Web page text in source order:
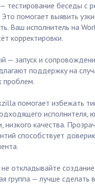
тестирование беседы с
помогает выявить
Ваш исполнитель на
корректировки.
— запуск и
поддержку на
проблем.
помогает избежать
исполнителя,
качества.
способствует
откладывайте
группа — лучше сделать